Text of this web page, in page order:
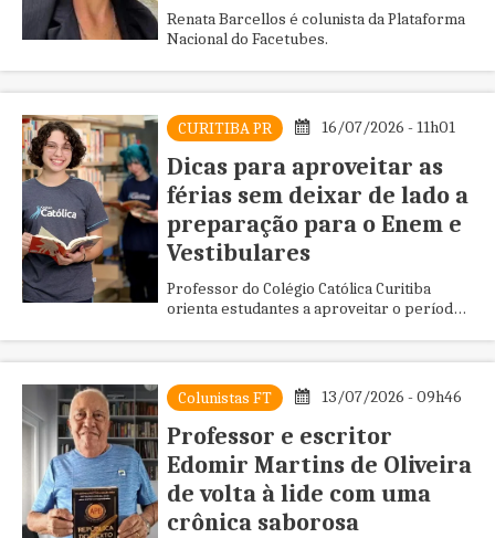
Renata Barcellos é colunista da Plataforma
Nacional do Facetubes.
CURITIBA PR 16/07/2026 - 11h01
Dicas para aproveitar as
férias sem deixar de lado a
preparação para o Enem e
Vestibulares
Professor do Colégio Católica Curitiba
orienta estudantes a aproveitar o período
Colunistas FT 13/07/2026 - 09h46
Professor e escritor
Edomir Martins de Oliveira
de volta à lide com uma
crônica saborosa